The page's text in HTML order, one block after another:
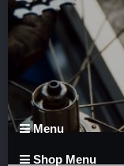
Menu
Shop Menu